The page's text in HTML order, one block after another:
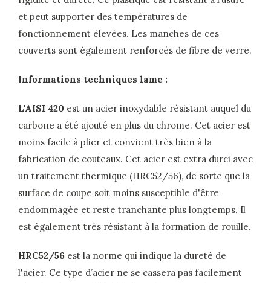
et peut supporter des températures de
fonctionnement élevées. Les manches de ces
couverts sont également renforcés de fibre de verre.
Informations techniques lame :
L'AISI 420 est un acier inoxydable résistant auquel du
carbone a été ajouté en plus du chrome. Cet acier est
moins facile à plier et convient très bien à la
fabrication de couteaux. Cet acier est extra durci avec
un traitement thermique (HRC52/56), de sorte que la
surface de coupe soit moins susceptible d'être
endommagée et reste tranchante plus longtemps. Il
est également très résistant à la formation de rouille.
HRC52/56 est la norme qui indique la dureté de
l'acier. Ce type d’acier ne se cassera pas facilement